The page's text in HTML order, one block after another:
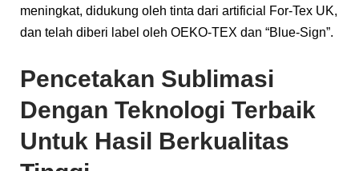
meningkat, didukung oleh tinta dari artificial For-Tex UK,
dan telah diberi label oleh OEKO-TEX dan “Blue-Sign”.
Pencetakan Sublimasi
Dengan Teknologi Terbaik
Untuk Hasil Berkualitas